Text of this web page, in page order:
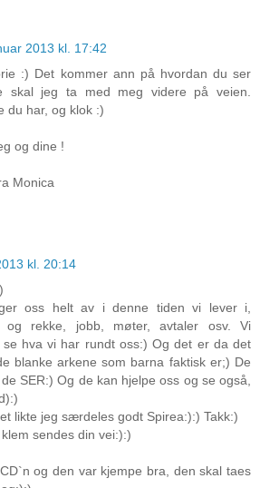
2013 kl. 17:42
:) Det kommer ann på hvordan du ser
skal jeg ta med meg videre på veien.
du har, og klok :)
og dine !
Monica
kl. 20:14
oss helt av i denne tiden vi lever i,
og rekke, jobb, møter, avtaler osv. Vi
hva vi har rundt oss:) Og det er da det
blanke arkene som barna faktisk er;) De
SER:) Og de kan hjelpe oss og se også,
likte jeg særdeles godt Spirea:):) Takk:)
sendes din vei:):)
og den var kjempe bra, den skal taes